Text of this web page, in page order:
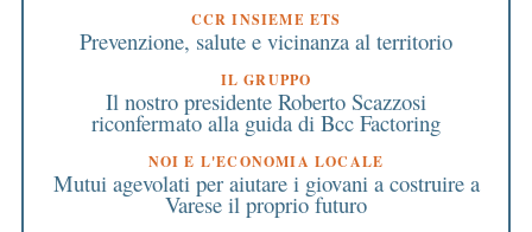
CCR INSIEME ETS
Prevenzione, salute e vicinanza al territorio
IL GRUPPO
Il nostro presidente Roberto Scazzosi
riconfermato alla guida di Bcc Factoring
NOI E L'ECONOMIA LOCALE
Mutui agevolati per aiutare i giovani a costruire a
Varese il proprio futuro